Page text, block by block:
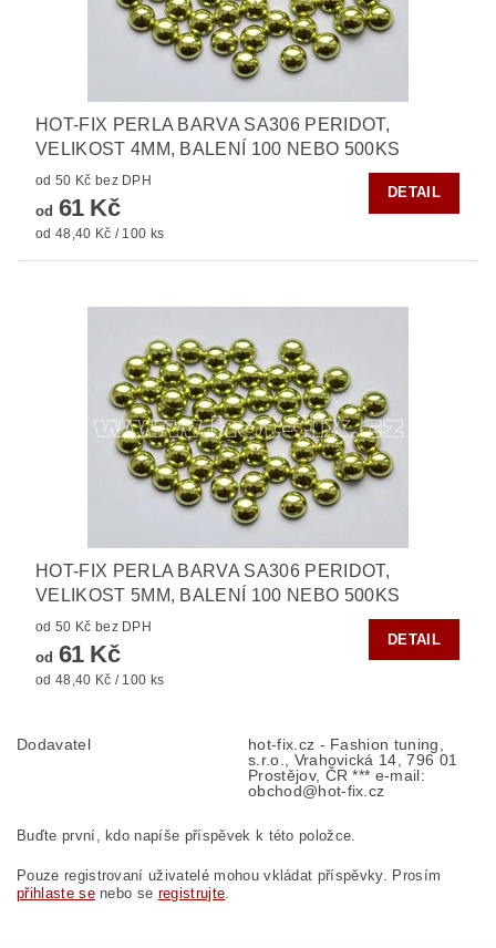
HOT-FIX PERLA BARVA SA306 PERIDOT,
VELIKOST 4MM, BALENÍ 100 NEBO 500KS
od 50 Kč bez DPH
od 61 Kč
od 48,40 Kč / 100 ks
DETAIL
HOT-FIX PERLA BARVA SA306 PERIDOT,
VELIKOST 5MM, BALENÍ 100 NEBO 500KS
od 50 Kč bez DPH
od 61 Kč
od 48,40 Kč / 100 ks
DETAIL
Dodavatel
hot-fix.cz - Fashion tuning,
s.r.o., Vrahovická 14, 796 01
Prostějov, ČR *** e-mail:
obchod@hot-fix.cz
Buďte první, kdo napíše příspěvek k této položce.
Pouze registrovaní uživatelé mohou vkládat příspěvky. Prosím
přihlaste senebo se registrujte